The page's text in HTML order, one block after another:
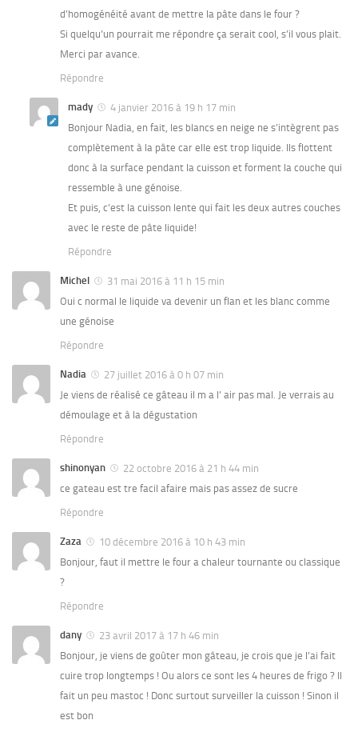
d’homogénéité avant de mettre la pâte dans le four ?
Si quelqu’un pourrait me répondre ça serait cool, s’il vous plait.
Merci par avance.
Répondre
mady
4 janvier 2016 à 19 h 17 min
Bonjour Nadia, en fait, les blancs en neige ne s’intègrent pas
complètement à la pâte car elle est trop liquide. Ils flottent
donc à la surface pendant la cuisson et forment la couche qui
ressemble à une génoise.
Et puis, c’est la cuisson lente qui fait les deux autres couches
avec le reste de pâte liquide!
Répondre
Michel
31 mai 2016 à 11 h 15 min
Oui c normal le liquide va devenir un flan et les blanc comme
une génoise
Répondre
Nadia
27 juillet 2016 à 0 h 07 min
Je viens de réalisé ce gâteau il m a l’ air pas mal. Je verrais au
démoulage et à la dégustation
Répondre
shinonyan
22 octobre 2016 à 21 h 44 min
ce gateau est tre facil afaire mais pas assez de sucre
Répondre
Zaza
10 décembre 2016 à 10 h 43 min
Bonjour, faut il mettre le four a chaleur tournante ou classique
?
Répondre
dany
23 avril 2017 à 17 h 46 min
Bonjour, je viens de goûter mon gâteau, je crois que je l’ai fait
cuire trop longtemps ! Ou alors ce sont les 4 heures de frigo ? Il
fait un peu mastoc ! Donc surtout surveiller la cuisson ! Sinon il
est bon